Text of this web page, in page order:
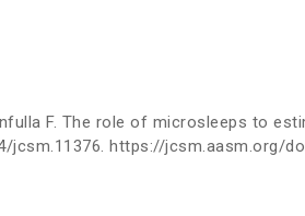
F. The role of microsleeps to
jcsm.11376. https://jcsm.aasm.org/